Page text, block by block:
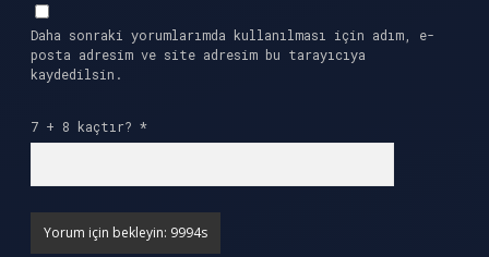
Daha sonraki yorumlarımda kullanılması için adım, e-
posta adresim ve site adresim bu tarayıcıya
kaydedilsin.
7 + 8 kaçtır? *